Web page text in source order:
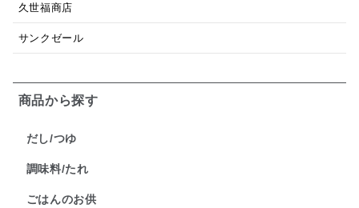
久世福商店
サンクゼール
商品から探す
だし/つゆ
調味料/たれ
ごはんのお供